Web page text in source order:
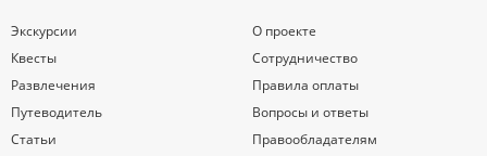
Экскурсии
Квесты
Развлечения
Путеводитель
Статьи
О проекте
Сотрудничество
Правила оплаты
Вопросы и ответы
Правообладателям